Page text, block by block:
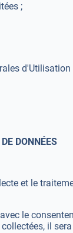
;
DONNÉES
et le
le
il